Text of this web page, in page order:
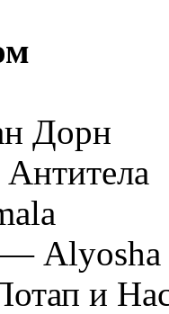
Дорн
— Alyosha
и